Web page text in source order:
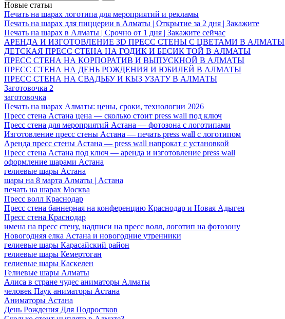
Новые статьи
Печать на шарах логотипа для мероприятий и рекламы
Печать на шарах для пиццерии в Алматы | Открытие за 2 дня | Закажите
Печать на шарах в Алматы | Срочно от 1 дня | Закажите сейчас
АРЕНДА И ИЗГОТОВЛЕНИЕ 3D ПРЕСС СТЕНЫ С ЦВЕТАМИ В АЛМАТЫ
ДЕТСКАЯ ПРЕСС СТЕНА НА ГОДИК И БЕСИК ТОЙ В АЛМАТЫ
ПРЕСС СТЕНА НА КОРПОРАТИВ И ВЫПУСКНОЙ В АЛМАТЫ
ПРЕСС СТЕНА НА ДЕНЬ РОЖДЕНИЯ И ЮБИЛЕЙ В АЛМАТЫ
ПРЕСС СТЕНА НА СВАДЬБУ И КЫЗ УЗАТУ В АЛМАТЫ
Заготовочка 2
заготовочка
Печать на шарах Алматы: цены, сроки, технологии 2026
Пресс стена Астана цена — сколько стоит press wall под ключ
Пресс стена для мероприятий Астана — фотозона с логотипами
Изготовление пресс стены Астана — печать press wall с логотипом
Аренда пресс стены Астана — press wall напрокат с установкой
Пресс стена Астана под ключ — аренда и изготовление press wall
оформление шарами Астана
гелиевые шары Астана
шары на 8 марта Алматы | Астана
печать на шарах Москва
Пресс волл Краснодар
Пресс стена баннерная на конференцию Краснодар и Новая Адыгея
Пресс стена Краснодар
имена на пресс стену, надписи на пресс волл, логотип на фотозону
Новогодняя елка Астана и новогодние утренники
гелиевые шары Карасайский район
гелиевые шары Кемертоган
гелиевые шары Каскелен
Гелиевые шары Алматы
Алиса в стране чудес аниматоры Алматы
человек Паук аниматоры Астана
Аниматоры Астана
День Рождения Для Подростков